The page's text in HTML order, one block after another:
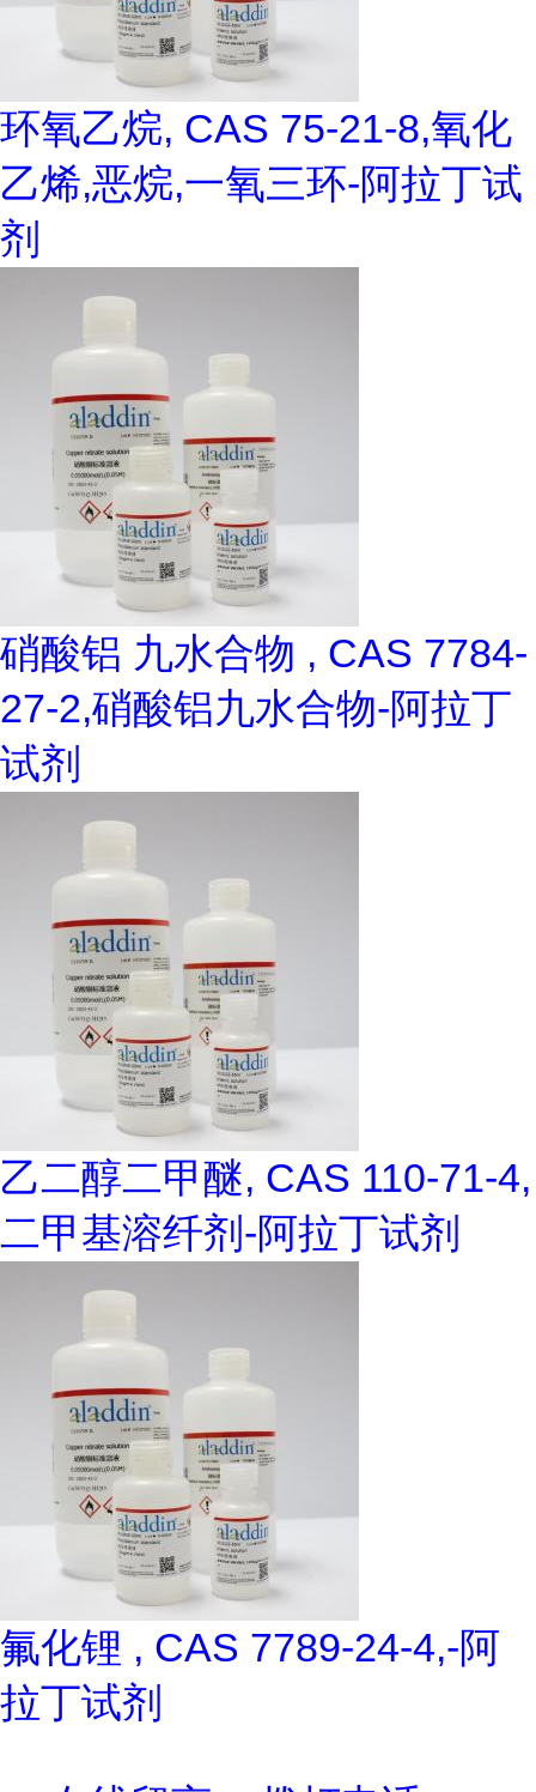
环氧乙烷, CAS 75-21-8,氧化
乙烯,恶烷,一氧三环-阿拉丁试
剂
硝酸铝 九水合物 , CAS 7784-
27-2,硝酸铝九水合物-阿拉丁
试剂
乙二醇二甲醚, CAS 110-71-4,
二甲基溶纤剂-阿拉丁试剂
氟化锂 , CAS 7789-24-4,-阿
拉丁试剂